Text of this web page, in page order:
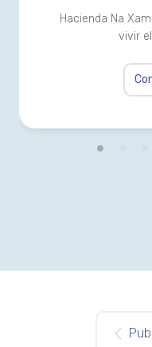
Hacienda Na
vivir